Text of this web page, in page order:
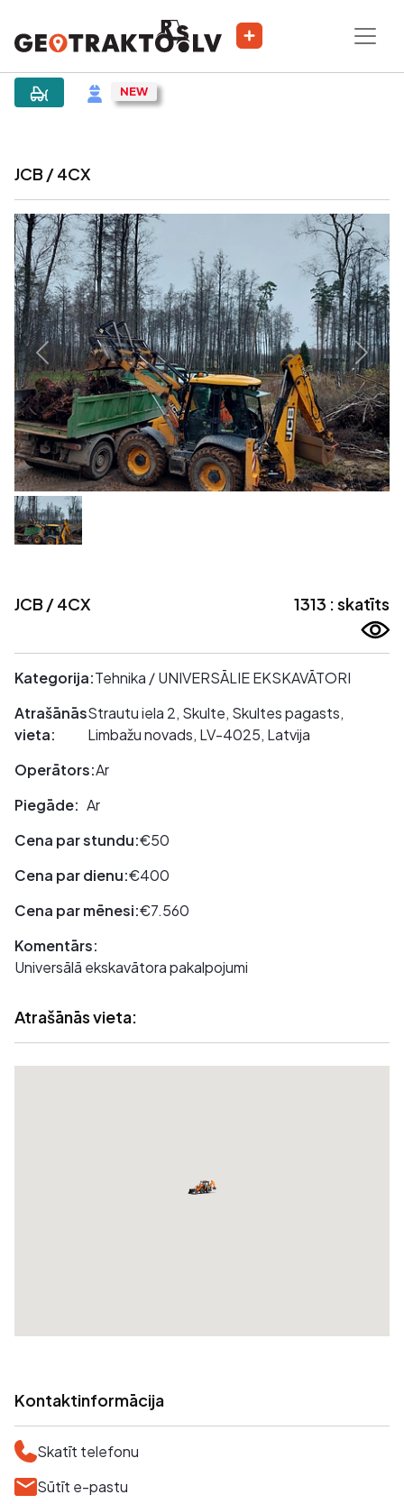
|Sludinājums
JCB / 4CX
JCB / 4CX 1313 : skatīts
Kategorija:Tehnika / UNIVERSĀLIE EKSKAVĀTORI
Atrašānās
vieta:
Strautu iela 2, Skulte, Skultes pagasts,
Limbažu novads, LV-4025, Latvija
Operātors:Ar
Piegāde: Ar
Cena par stundu:€50
Cena par dienu:€400
Cena par mēnesi:€7.560
Komentārs:
Universālā ekskavātora pakalpojumi
Atrašānās vieta:
Kontaktinformācija
Skatīt telefonu
Sūtīt e-pastu